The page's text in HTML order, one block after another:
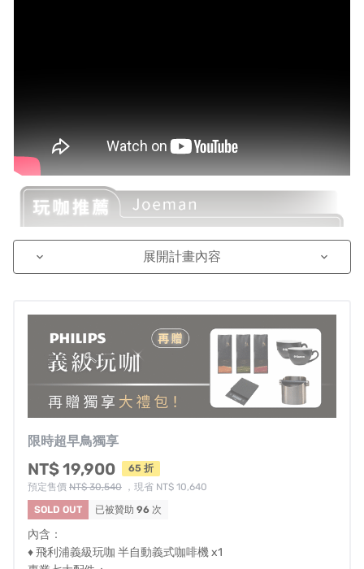
keyboard_arrow_down 展開計畫內容 keyboard_arrow_down
限時超早鳥獨享
NT$ 19,900
65 折
預定售價 NT$ 30,540 ，現省 NT$ 10,640
SOLD OUT
已被贊助 96 次
內含：
♦ 飛利浦義級玩咖 半自動義式咖啡機 x1